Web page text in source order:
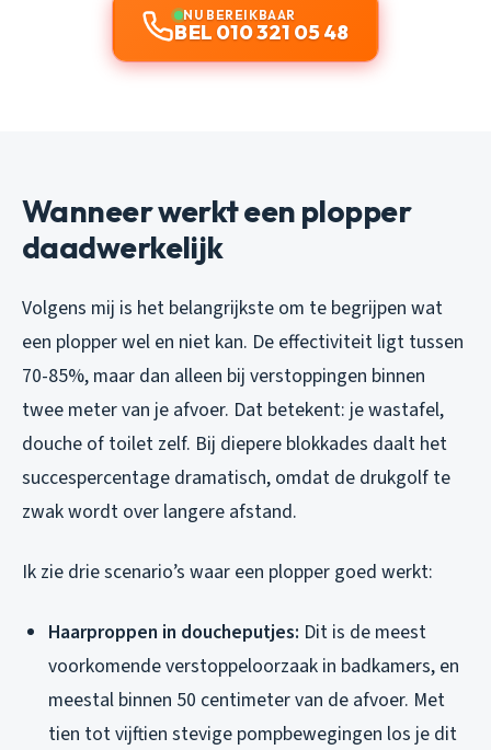
NU BEREIKBAAR
BEL 010 321 05 48
Wanneer werkt een plopper
daadwerkelijk
Volgens mij is het belangrijkste om te begrijpen wat
een plopper wel en niet kan. De effectiviteit ligt tussen
70-85%, maar dan alleen bij verstoppingen binnen
twee meter van je afvoer. Dat betekent: je wastafel,
douche of toilet zelf. Bij diepere blokkades daalt het
succespercentage dramatisch, omdat de drukgolf te
zwak wordt over langere afstand.
Ik zie drie scenario’s waar een plopper goed werkt:
Haarproppen in doucheputjes: Dit is de meest
voorkomende verstoppeloorzaak in badkamers, en
meestal binnen 50 centimeter van de afvoer. Met
tien tot vijftien stevige pompbewegingen los je dit